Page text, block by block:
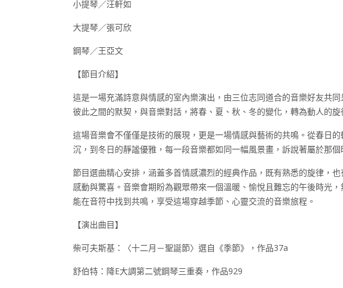
小提琴／汪軒如
大提琴／張可欣
鋼琴／王亞文
【節目介紹】
這是一場充滿詩意與情感的室內樂演出，由三位志同道合的音樂好友共
彼此之間的默契，與音樂對話，將春、夏、秋、冬的變化，轉為動人的旋
這場音樂會不僅僅是技術的展現，更是一場情感與藝術的共鳴。從春日
沉，到冬日的靜謐優雅，每一段音樂都如同一幅風景畫，訴說著屬於那個
節目選曲精心安排，涵蓋多首情感濃烈的經典作品，既有熟悉的旋律，
感動與驚喜。音樂會期盼為觀眾帶來一個溫暖、愉悅且難忘的午後時光
能在音符中找到共鳴，享受這場穿越季節、心靈交流的音樂旅程。
【演出曲目】
柴可夫斯基：〈十二月－聖誕節〉選自《季節》，作品37a
舒伯特：降E大調第二號鋼琴三重奏，作品929